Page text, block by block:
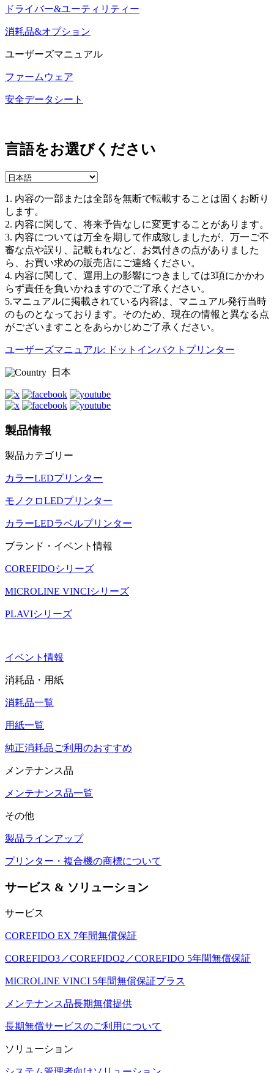
ドライバー&ユーティリティー
消耗品&オプション
ユーザーズマニュアル
ファームウェア
安全データシート
言語をお選びください
1. 内容の一部または全部を無断で転載することは固くお断り
します。
2. 内容に関して、将来予告なしに変更することがあります。
3. 内容については万全を期して作成致しましたが、万一ご不
審な点や誤り、記載もれなど、お気付きの点がありました
ら、お買い求めの販売店にご連絡ください。
4. 内容に関して、運用上の影響につきましては3項にかかわ
らず責任を負いかねますのでご了承ください。
5.マニュアルに掲載されている内容は、マニュアル発行当時
のものとなっております。そのため、現在の情報と異なる点
がございますことをあらかじめご了承ください。
ユーザーズマニュアル: ドットインパクトプリンター
日本
製品情報
製品カテゴリー
カラーLEDプリンター
モノクロLEDプリンター
カラーLEDラベルプリンター
ブランド・イベント情報
COREFIDOシリーズ
MICROLINE VINCIシリーズ
PLAVIシリーズ
イベント情報
消耗品・用紙
消耗品一覧
用紙一覧
純正消耗品ご利用のおすすめ
メンテナンス品
メンテナンス品一覧
その他
製品ラインアップ
プリンター・複合機の商標について
サービス & ソリューション
サービス
COREFIDO EX 7年間無償保証
COREFIDO3／COREFIDO2／COREFIDO 5年間無償保証
MICROLINE VINCI 5年間無償保証プラス
メンテナンス品長期無償提供
長期無償サービスのご利用について
ソリューション